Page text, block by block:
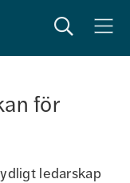
Sök Meny
för
ledarskap